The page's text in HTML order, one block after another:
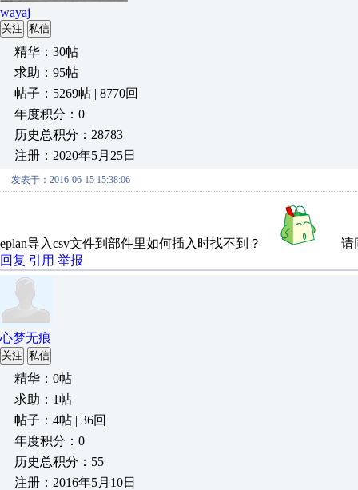
wayaj
关注 私信
精华：30帖
求助：95帖
帖子：5269帖 | 8770回
年度积分：0
历史总积分：28783
注册：2020年5月25日
发表于：2016-06-15 15:38:06
eplan导入csv文件到部件里如何插入时找不到？
请
回复 引用 举报
心梦无痕
关注 私信
精华：0帖
求助：1帖
帖子：4帖 | 36回
年度积分：0
历史总积分：55
注册：2016年5月10日